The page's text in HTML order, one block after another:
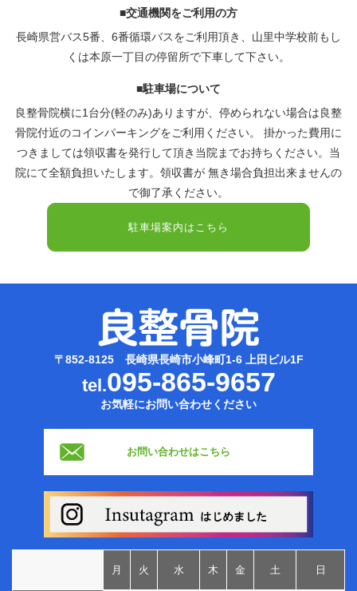
■交通機関をご利用の方
長崎県営バス5番、6番循環バスをご利用頂き、山里中学校前もし
くは本原一丁目の停留所で下車して下さい。
■駐車場について
良整骨院横に1台分(軽のみ)ありますが、停められない場合は良整
骨院付近のコインパーキングをご利用ください。 掛かった費用に
つきましては領収書を発行して頂き当院までお持ちください。当
院にて全額負担いたします。領収書が 無き場合負担出来ませんの
で御了承ください。
駐車場案内はこちら
〒852-8125 長崎県長崎市小峰町1-6 上田ビル1F
tel.095-865-9657
お気軽にお問い合わせください
お問い合わせはこちら
月 火 水 木 金 土 日